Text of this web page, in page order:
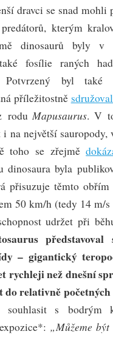
dravci se snad mohli
kterým
dinosaurů byly v
fosílie raných
byl také
příležitostně
rodu Mapusaurus. V
na největší
toho se zřejmě
byla
přisuzuje těmto obřím
50 km/h (tedy 14
udržet při
představoval
– gigantický
rychleji než dnešní
do relativně početných
souhlasit s bodrým
„Můžeme